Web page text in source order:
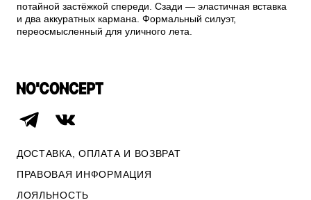
потайной застёжкой спереди. Сзади — эластичная вставка
и два аккуратных кармана. Формальный силуэт,
переосмысленный для уличного лета.
ДОСТАВКА, ОПЛАТА И ВОЗВРАТ
ПРАВОВАЯ ИНФОРМАЦИЯ
ЛОЯЛЬНОСТЬ
ОПЛАТА И ВОЗВРАТ